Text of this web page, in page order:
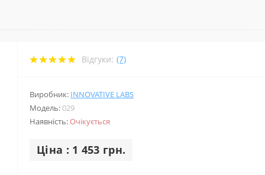
Відгуки: (7)
Виробник: INNOVATIVE LABS
Модель:029
Наявність:Очікується
Ціна : 1 453 грн.